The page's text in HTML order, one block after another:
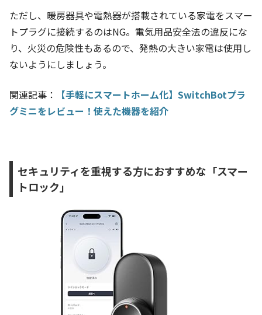
ただし、暖房器具や電熱器が搭載されている家電をスマー
トプラグに接続するのはNG。電気用品安全法の違反にな
り、火災の危険性もあるので、発熱の大きい家電は使用し
ないようにしましょう。
関連記事：
【手軽にスマートホーム化】SwitchBotプラ
グミニをレビュー！使えた機器を紹介
セキュリティを重視する方におすすめな「スマー
トロック」